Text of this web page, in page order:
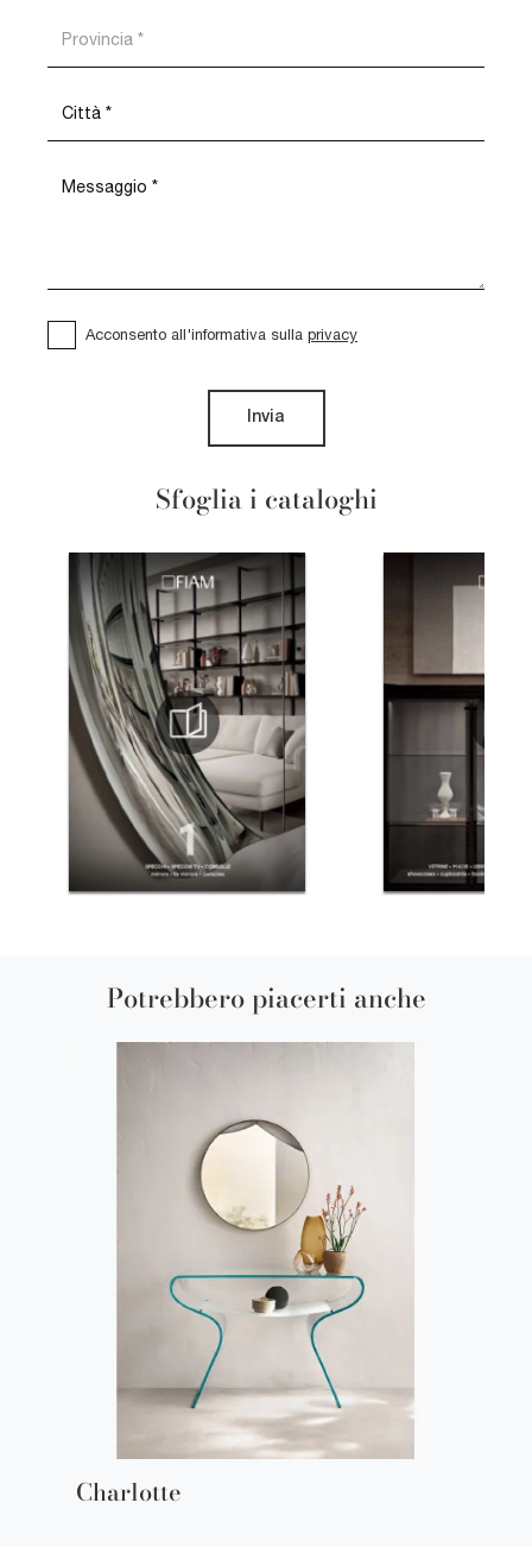
Sfoglia i cataloghi
Acconsento all'informativa sulla privacy
Invia
Potrebbero piacerti anche
Charlotte